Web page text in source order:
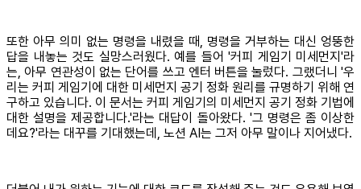
또한 아무 의미 없는 명령을 내렸을 때, 명령을 거부하는 대신 엉뚱한
답을 내놓는 것도 실망스러웠다. 예를 들어 '커피 게임기 미세먼지'라
는, 아무 연관성이 없는 단어를 쓰고 엔터 버튼을 눌렀다. 그랬더니 '우
리는 커피 게임기에 대한 미세먼지 공기 정화 원리를 규명하기 위해 연
구하고 있습니다. 이 문서는 커피 게임기의 미세먼지 공기 정화 기법에
대한 설명을 제공합니다.'라는 대답이 돌아왔다. '그 명령은 좀 이상한
데요?'라는 대꾸를 기대했는데, 노션 AI는 그저 아무 말이나 지어냈다.